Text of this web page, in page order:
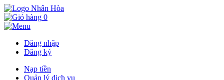
0
Đăng nhập
Đăng ký
Nạp tiền
Quản lý dịch vụ